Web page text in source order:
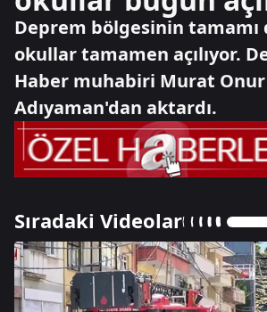
Deprem bölgesinin tamamı
okullar tamamen açılıyor.
Haber muhabiri Murat Onur
Adıyaman'dan aktardı.
Sıradaki Videolar